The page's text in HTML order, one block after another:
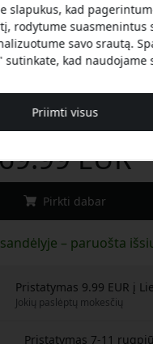
kaina
EUR
Pirkti dabar
– paruošta
Pristatymas 9.99 EUR į
Jokių paslėptų mokesčių
Pristatymas 7-11
slapukus, kad
rodytume suasmenintus
savo srautą.
sutinkate, kad naudojame
Priimti visus
verčiau mokėčiau visą